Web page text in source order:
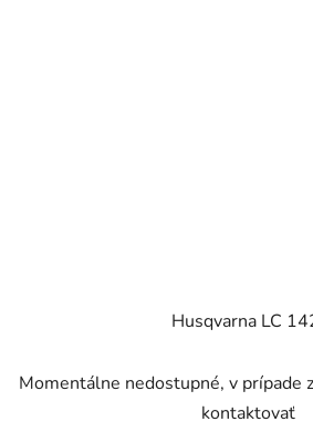
Husqvarna LC
Momentálne nedostupné, v prípade
kontaktovať